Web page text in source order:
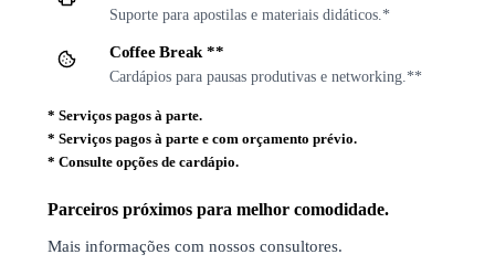
Suporte para apostilas e materiais didáticos.*
Coffee Break **
Cardápios para pausas produtivas e networking.**
*Serviços pagos à parte.
*Serviços pagos à parte e com orçamento prévio.
*Consulte opções de cardápio.
Parceiros próximos para melhor comodidade.
Mais informações com nossos consultores.